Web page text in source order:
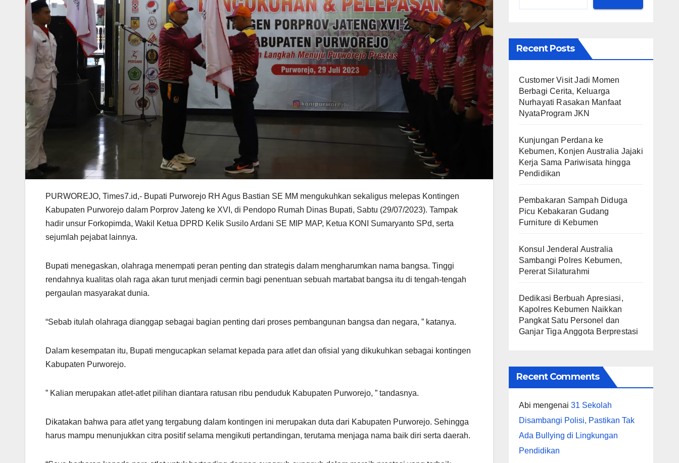
PURWOREJO, Times7.id,- Bupati Purworejo RH Agus Bastian SE MM mengukuhkan sekaligus melepas Kontingen
Kabupaten Purworejo dalam Porprov Jateng ke XVI, di Pendopo Rumah Dinas Bupati, Sabtu (29/07/2023). Tampak
hadir unsur Forkopimda, Wakil Ketua DPRD Kelik Susilo Ardani SE MIP MAP, Ketua KONI Sumaryanto SPd, serta
sejumlah pejabat lainnya.
Bupati menegaskan, olahraga menempati peran penting dan strategis dalam mengharumkan nama bangsa. Tinggi
rendahnya kualitas olah raga akan turut menjadi cermin bagi penentuan sebuah martabat bangsa itu di tengah-tengah
pergaulan masyarakat dunia.
“Sebab itulah olahraga dianggap sebagai bagian penting dari proses pembangunan bangsa dan negara, ” katanya.
Dalam kesempatan itu, Bupati mengucapkan selamat kepada para atlet dan ofisial yang dikukuhkan sebagai kontingen
Kabupaten Purworejo.
” Kalian merupakan atlet-atlet pilihan diantara ratusan ribu penduduk Kabupaten Purworejo, ” tandasnya.
Dikatakan bahwa para atlet yang tergabung dalam kontingen ini merupakan duta dari Kabupaten Purworejo. Sehingga
harus mampu menunjukkan citra positif selama mengikuti pertandingan, terutama menjaga nama baik diri serta daerah.
Recent Posts
Customer Visit Jadi Momen
Berbagi Cerita, Keluarga
Nurhayati Rasakan Manfaat
NyataProgram JKN
Kunjungan Perdana ke
Kebumen, Konjen Australia Jajaki
Kerja Sama Pariwisata hingga
Pendidikan
Pembakaran Sampah Diduga
Picu Kebakaran Gudang
Furniture di Kebumen
Konsul Jenderal Australia
Sambangi Polres Kebumen,
Pererat Silaturahmi
Dedikasi Berbuah Apresiasi,
Kapolres Kebumen Naikkan
Pangkat Satu Personel dan
Ganjar Tiga Anggota Berprestasi
Recent Comments
Abi mengenai 31 Sekolah
Disambangi Polisi, Pastikan Tak
Ada Bullying di Lingkungan
Pendidikan